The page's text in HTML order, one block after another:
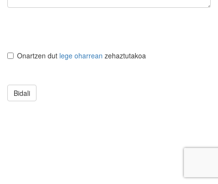
Onartzen dut lege oharrean zehaztutakoa
Bidali